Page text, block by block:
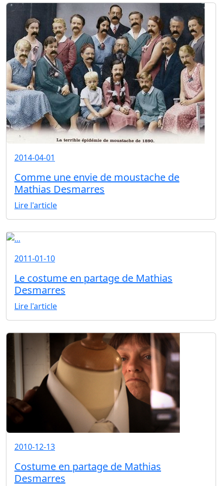
2014-04-01
Comme une envie de moustache de
Mathias Desmarres
Lire l'article
2011-01-10
Le costume en partage de Mathias
Desmarres
Lire l'article
2010-12-13
Costume en partage de Mathias
Desmarres